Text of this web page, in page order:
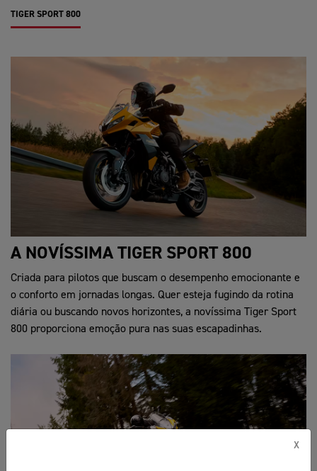
TIGER SPORT 800
A NOVÍSSIMA TIGER SPORT 800
Criada para pilotos que buscam o desempenho emocionante e
o conforto em jornadas longas. Quer esteja fugindo da rotina
diária ou buscando novos horizontes, a novíssima Tiger Sport
800 proporciona emoção pura nas suas escapadinhas.
X